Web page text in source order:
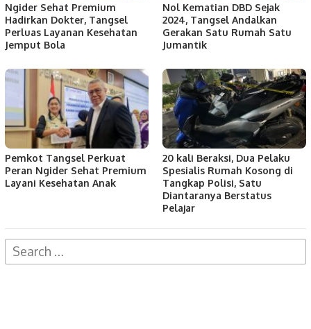
Ngider Sehat Premium
Hadirkan Dokter, Tangsel
Perluas Layanan Kesehatan
Jemput Bola
Nol Kematian DBD Sejak
2024, Tangsel Andalkan
Gerakan Satu Rumah Satu
Jumantik
Pemkot Tangsel Perkuat
Peran Ngider Sehat Premium
Layani Kesehatan Anak
20 kali Beraksi, Dua Pelaku
Spesialis Rumah Kosong di
Tangkap Polisi, Satu
Diantaranya Berstatus
Pelajar
Search
for: